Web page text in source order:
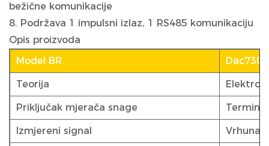
bežične komunikacije
8. Podržava 1 impulsni izlaz, 1 RS485 komunikaciju
Opis proizvoda
Model BR.
Teorija
Priključak mjerača snage Terminal
Izmjereni signal Vrhunac